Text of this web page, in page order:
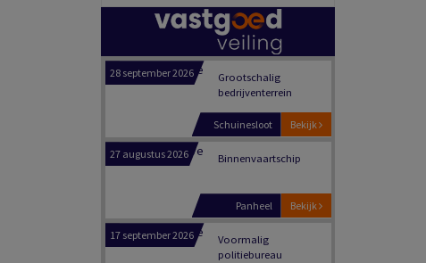
bedrijventerrein
Schuinesloot
27 augustus 2026 Binnenvaartschip
Bekijk
Panheel
17 september 2026
Voormalig
Bekijk
Dordrecht
17 september 2026
Voormalig
politiebureau